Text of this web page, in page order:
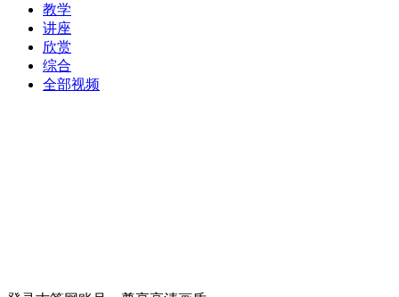
教学
讲座
欣赏
综合
全部视频